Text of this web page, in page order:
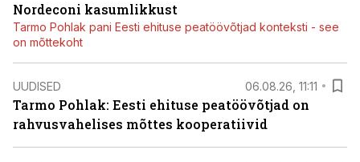
Nordeconi kasumlikkust
Tarmo Pohlak pani Eesti ehituse peatöövõtjad konteksti - see
on mõttekoht
UUDISED 06.08.26, 11:11
Tarmo Pohlak: Eesti ehituse peatöövõtjad on
rahvusvahelises mõttes kooperatiivid